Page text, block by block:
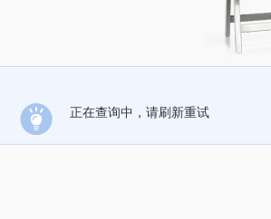
正在查询中，请刷新重试